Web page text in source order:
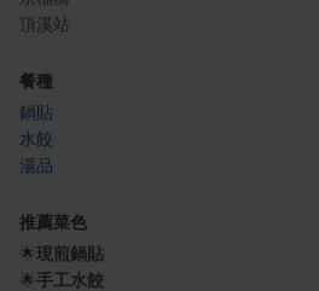
頂溪站
餐種
鍋貼
水餃
湯品
推薦菜色
🌟現煎鍋貼
🌟手工水餃